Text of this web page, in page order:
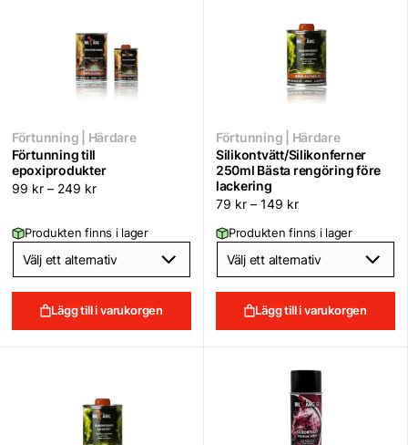
Förtunning | Härdare
Förtunning till
epoxiprodukter
99 kr – 249 kr
Produkten finns i lager
Lägg till i varukorgen
Förtunning | Härdare
Silikontvätt/Silikonferner
250ml Bästa rengöring före
lackering
79 kr – 149 kr
Produkten finns i lager
Lägg till i varukorgen